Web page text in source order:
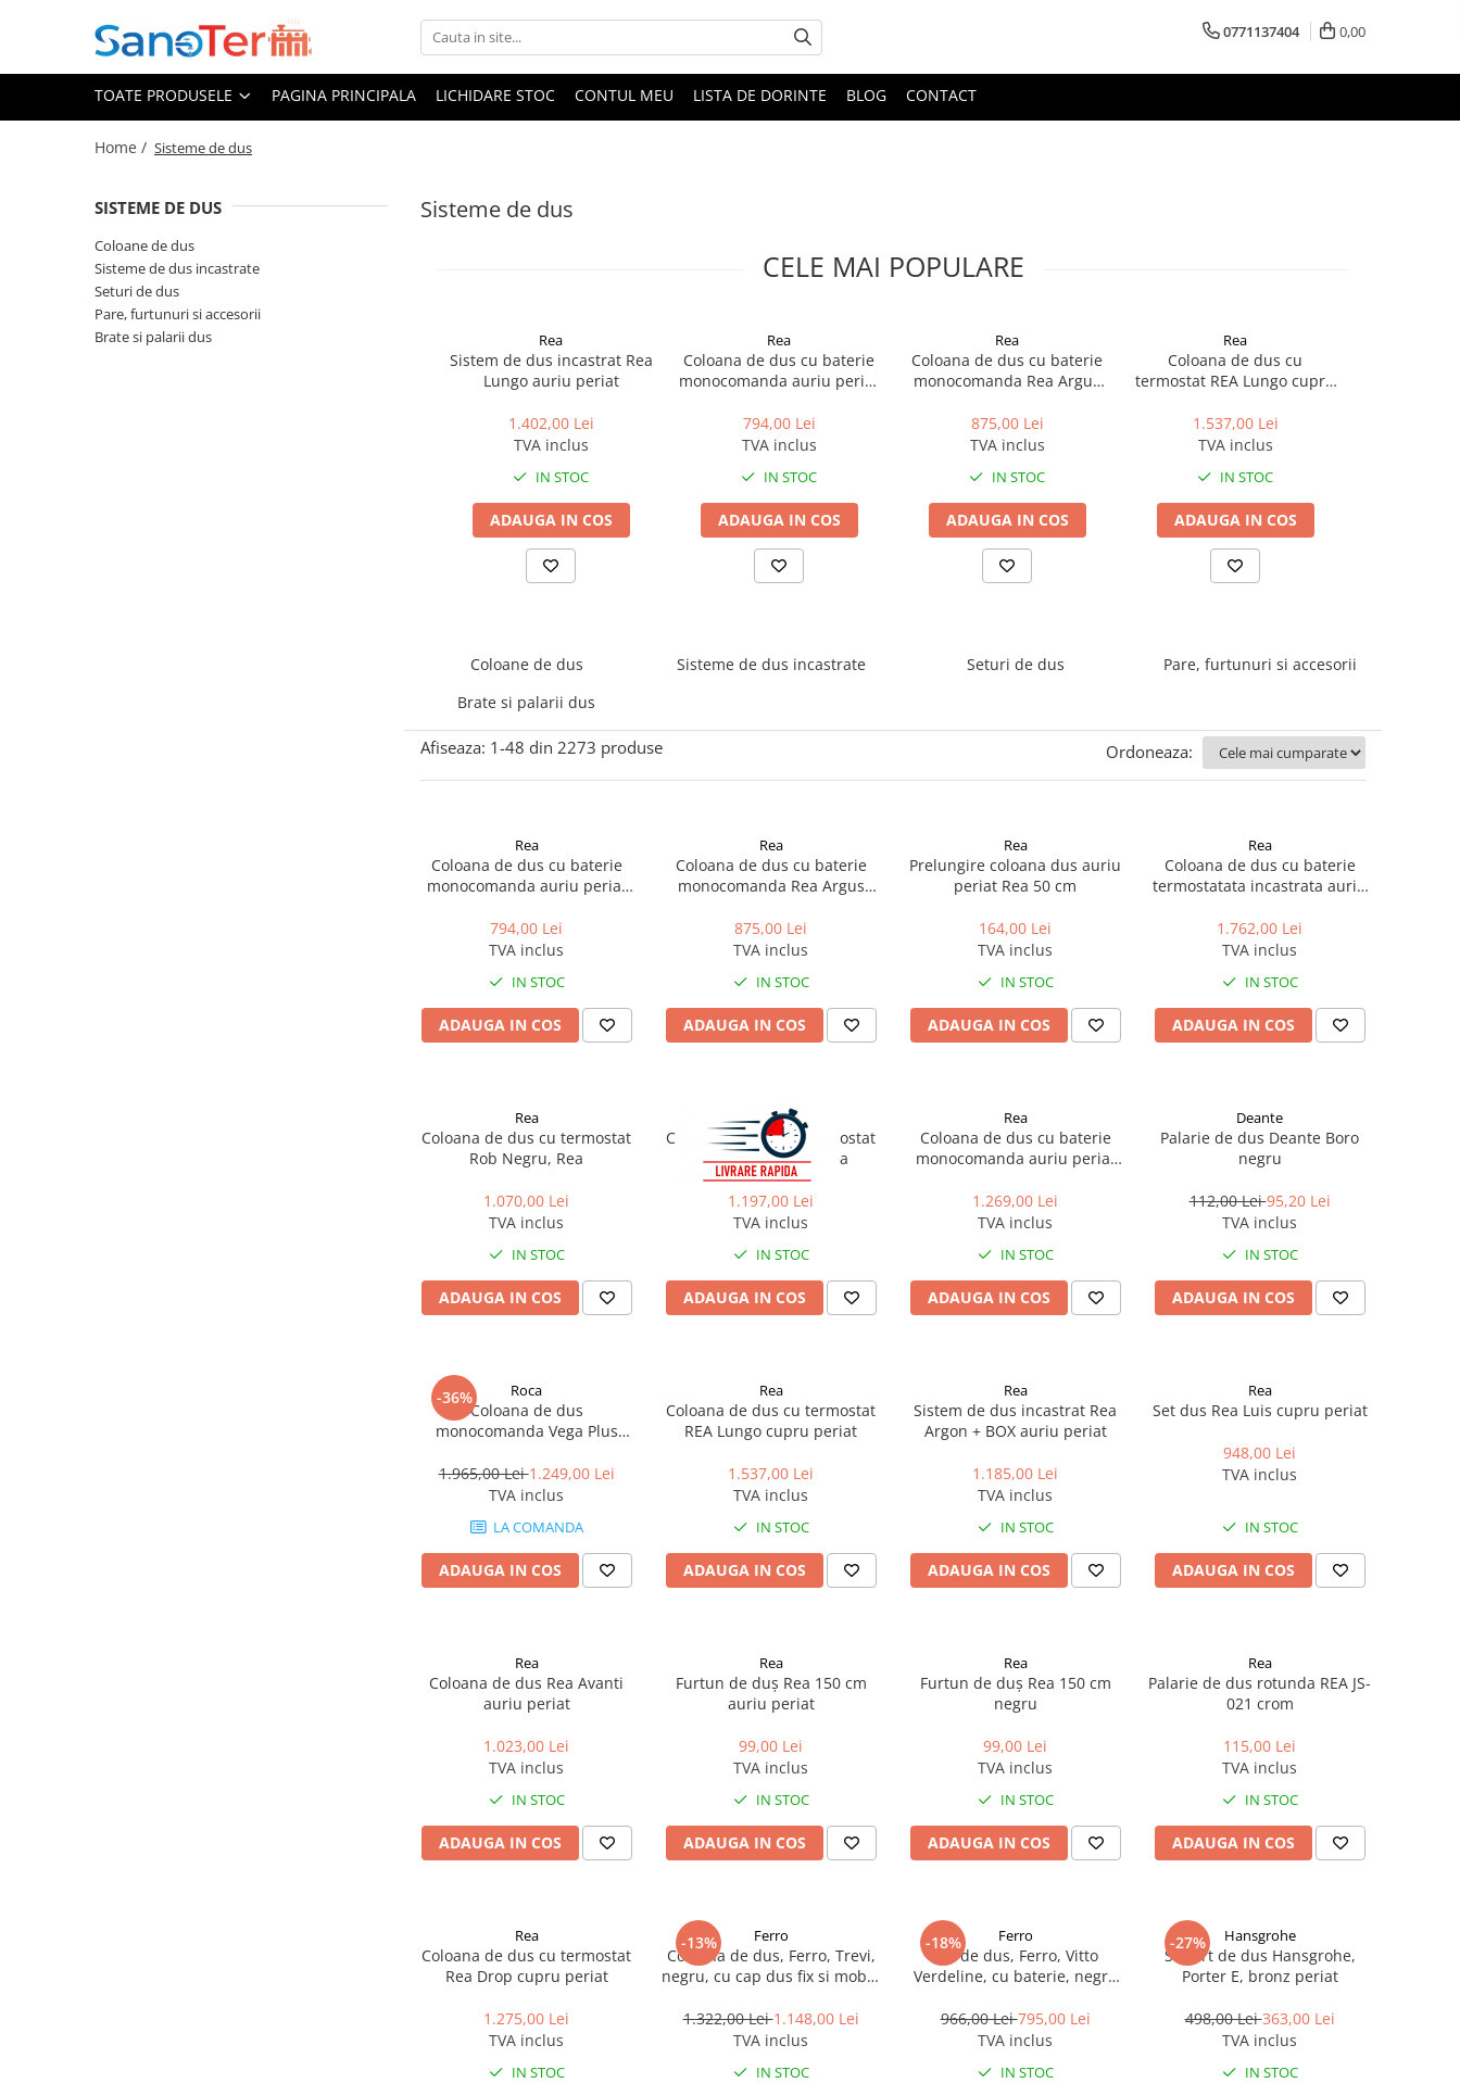
Toate Produsele
Obiecte Sanitare
Lavoare pe blat
Lavoare incastrabile
Lavoare sub blat
Lavoare Colt Duble Speciale
Lavoare stative
Lavoare pe mobilier
0771137404 0,00
TOATE PRODUSELE PAGINA PRINCIPALA LICHIDARE STOC CONTUL MEU LISTA DE DORINTE BLOG CONTACT
Home / Sisteme de dus
Sisteme de dus
SISTEME DE DUS
Coloane de dus
Sisteme de dus incastrate
Seturi de dus
Pare, furtunuri si accesorii
Brate si palarii dus
CELE MAI POPULARE
Rea
Sistem de dus incastrat Rea
Lungo auriu periat
1.402,00 Lei
TVA inclus
IN STOC
ADAUGA IN COS
Rea
Coloana de dus cu baterie
monocomanda auriu periat
794,00 Lei
TVA inclus
IN STOC
ADAUGA IN COS
Rea
Coloana de dus cu baterie
monocomanda Rea Argus
875,00 Lei
TVA inclus
IN STOC
ADAUGA IN COS
Rea
Coloana de dus cu
termostat REA Lungo cupru
1.537,00 Lei
TVA inclus
IN STOC
ADAUGA IN COS
Coloane de dus Sisteme de dus incastrate Seturi de dus
Pare, furtunuri si accesorii
Brate si palarii dus
Afiseaza: 1-48 din 2273 produse Ordoneaza:
Rea
Coloana de dus cu baterie
monocomanda auriu periat
794,00 Lei
TVA inclus
IN STOC
ADAUGA IN COS
Rea
Coloana de dus cu baterie
monocomanda Rea Argus
875,00 Lei
TVA inclus
IN STOC
ADAUGA IN COS
Rea
Prelungire coloana dus auriu
periat Rea 50 cm
164,00 Lei
TVA inclus
IN STOC
ADAUGA IN COS
Rea
Coloana de dus cu baterie
termostatata incastrata auriu
1.762,00 Lei
TVA inclus
IN STOC
ADAUGA IN COS
Rea
Coloana de dus cu termostat
Rob Negru, Rea
1.070,00 Lei
TVA inclus
IN STOC
ADAUGA IN COS
Rea
Coloana de dus cu termostat
Rob Auriu Periat, Rea
1.197,00 Lei
TVA inclus
IN STOC
ADAUGA IN COS
Rea
Coloana de dus cu baterie
monocomanda auriu periat
1.269,00 Lei
TVA inclus
IN STOC
ADAUGA IN COS
Deante
Palarie de dus Deante Boro
negru
112,00 Lei95,20 Lei
TVA inclus
IN STOC
ADAUGA IN COS
-36% Roca
Coloana de dus
monocomanda Vega Plus
1.965,00 Lei1.249,00 Lei
TVA inclus
LA COMANDA
ADAUGA IN COS
Rea
Coloana de dus cu termostat
REA Lungo cupru periat
1.537,00 Lei
TVA inclus
IN STOC
ADAUGA IN COS
Rea
Sistem de dus incastrat Rea
Argon + BOX auriu periat
1.185,00 Lei
TVA inclus
IN STOC
ADAUGA IN COS
Rea
Set dus Rea Luis cupru periat
948,00 Lei
TVA inclus
IN STOC
ADAUGA IN COS
Rea
Coloana de dus Rea Avanti
auriu periat
1.023,00 Lei
TVA inclus
IN STOC
ADAUGA IN COS
Rea
Furtun de duș Rea 150 cm
auriu periat
99,00 Lei
TVA inclus
IN STOC
ADAUGA IN COS
Rea
Furtun de duș Rea 150 cm
negru
99,00 Lei
TVA inclus
IN STOC
ADAUGA IN COS
Rea
Palarie de dus rotunda REA JS-
021 crom
115,00 Lei
TVA inclus
IN STOC
ADAUGA IN COS
Rea
Coloana de dus cu termostat
Rea Drop cupru periat
1.275,00 Lei
TVA inclus
IN STOC
-13% Ferro
Coloana de dus, Ferro, Trevi,
negru, cu cap dus fix si mobil,
1.322,00 Lei1.148,00 Lei
TVA inclus
IN STOC
-18% Ferro
Set de dus, Ferro, Vitto
Verdeline, cu baterie, negru
966,00 Lei795,00 Lei
TVA inclus
IN STOC
-27% Hansgrohe
Suport de dus Hansgrohe,
Porter E, bronz periat
498,00 Lei363,00 Lei
TVA inclus
IN STOC